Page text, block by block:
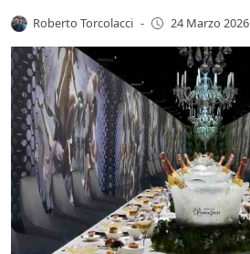
Roberto Torcolacci - 24 Marzo 2026